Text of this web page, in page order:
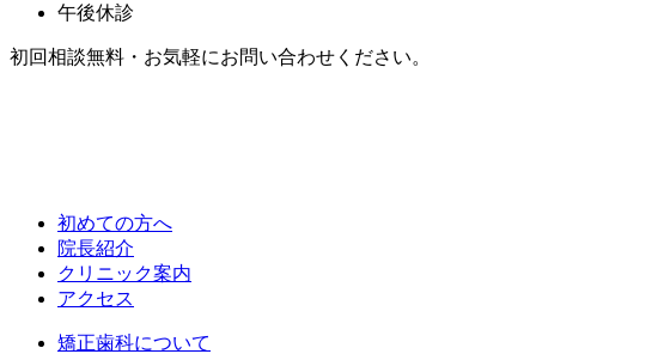
午後休診
初回相談無料・お気軽にお問い合わせください。
初めての方へ
院長紹介
クリニック案内
アクセス
矯正歯科について